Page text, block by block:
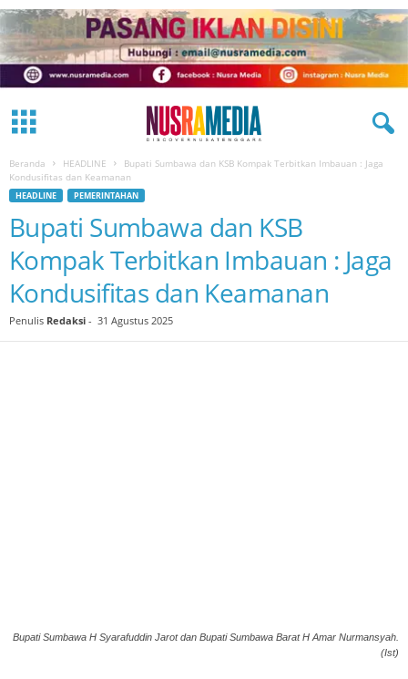
Beranda HEADLINE
Bupati Sumbawa dan KSB Kompak Terbitkan Imbauan : Jaga
Kondusifitas dan Keamanan
HEADLINE PEMERINTAHAN
Bupati Sumbawa dan KSB
Kompak Terbitkan Imbauan : Jaga
Kondusifitas dan Keamanan
Penulis Redaksi - 31 Agustus 2025
Bupati Sumbawa H Syarafuddin Jarot dan Bupati Sumbawa Barat H Amar Nurmansyah.
(Ist)